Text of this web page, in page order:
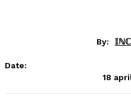
By:
Date:
18